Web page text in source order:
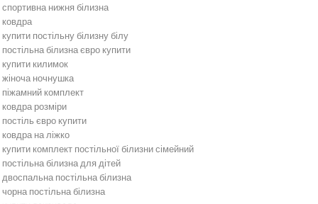
спортивна нижня білизна
ковдра
купити постільну білизну білу
постільна білизна євро купити
купити килимок
жіноча ночнушка
піжамний комплект
ковдра розміри
постіль євро купити
ковдра на ліжко
купити комплект постільної білизни сімейний
постільна білизна для дітей
двоспальна постільна білизна
чорна постільна білизна